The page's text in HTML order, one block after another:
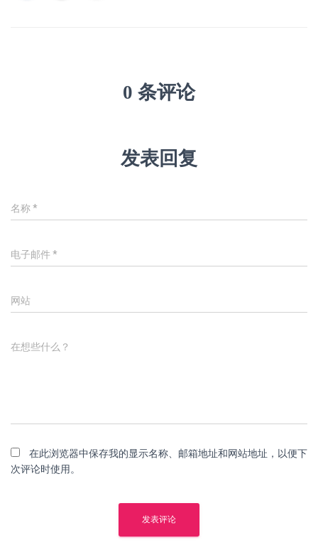
0 条评论
发表回复
名称*
电子邮件 *
网站
在想些什么？
在此浏览器中保存我的显示名称、邮箱地址和网站地址，以便下
次评论时使用。